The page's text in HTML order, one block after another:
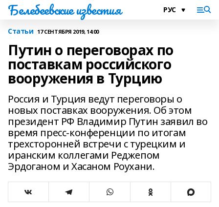
Белебеевские известия
Статьи 17 СЕНТЯБРЯ 2019, 14:00
Путин о переговорах по
поставкам российского
вооружения в Турцию
Россия и Турция ведут переговоры о
новых поставках вооружения. Об этом
президент РФ Владимир Путин заявил во
время пресс-конференции по итогам
трехсторонней встречи с турецким и
иранским коллегами Реджепом
Эрдоганом и Хасаном Роухани.